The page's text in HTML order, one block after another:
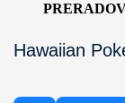
Hawaiian